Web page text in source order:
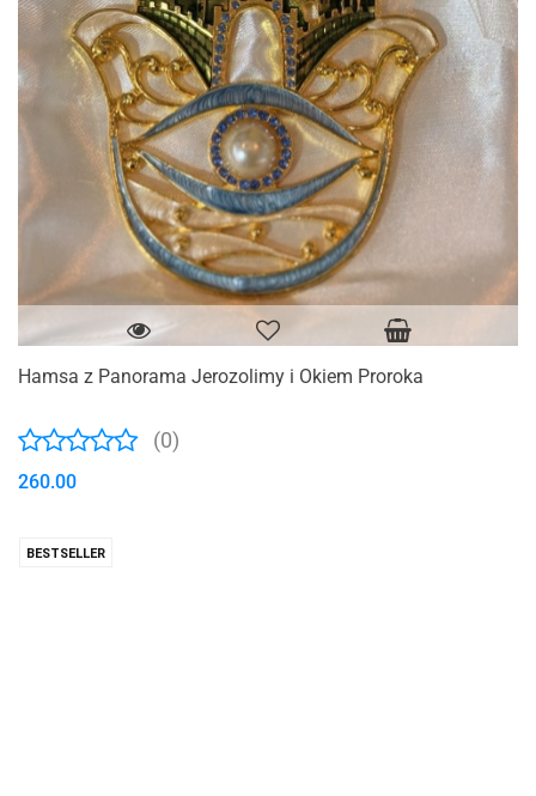
Hamsa z Panorama Jerozolimy i Okiem Proroka
(0)
260.00
BESTSELLER